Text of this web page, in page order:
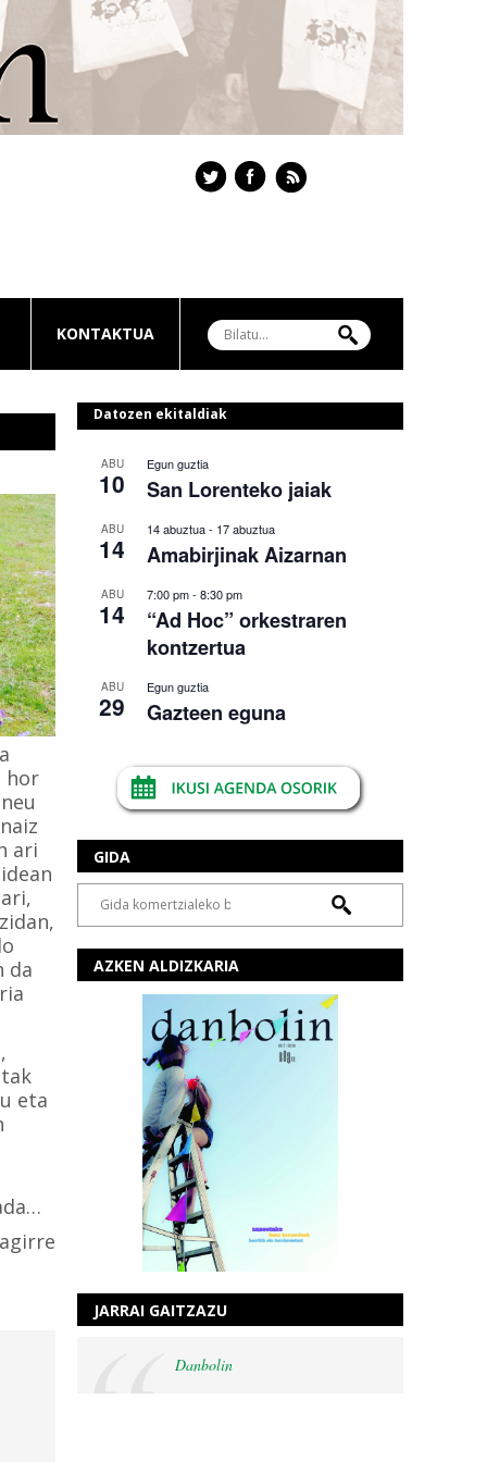
KONTAKTUA
hor
ari
da
eta
Datozen ekitaldiak
ABU
10
Egun guztia
San Lorenteko jaiak
ABU
14
14 abuztua- 17 abuztua
Amabirjinak Aizarnan
ABU
14
7:00 pm- 8:30 pm
“Ad Hoc” orkestraren
kontzertua
ABU
29
Egun guztia
Gazteen eguna
GIDA
AZKEN ALDIZKARIA
JARRAI GAITZAZU
Danbolin